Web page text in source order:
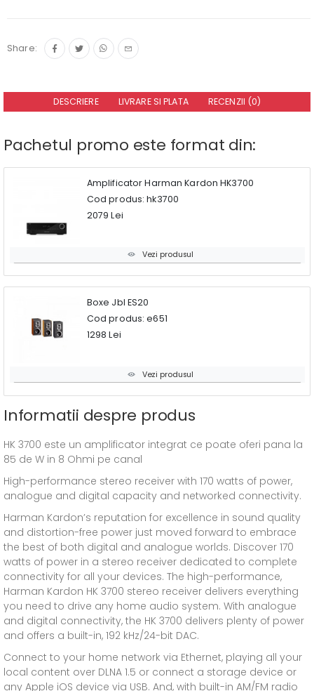
Share:
DESCRIERE LIVRARE SI PLATA RECENZII (0)
Pachetul promo este format din:
Amplificator Harman Kardon HK3700
Cod produs: hk3700
2079 Lei
Vezi produsul
Boxe Jbl ES20
Cod produs: e651
1298 Lei
Vezi produsul
Informatii despre produs
HK 3700 este un amplificator integrat ce poate oferi pana la
85 de W in 8 Ohmi pe canal
High-performance stereo receiver with 170 watts of power,
analogue and digital capacity and networked connectivity.
Harman Kardon’s reputation for excellence in sound quality
and distortion-free power just moved forward to embrace
the best of both digital and analogue worlds. Discover 170
watts of power in a stereo receiver dedicated to complete
connectivity for all your devices. The high-performance,
Harman Kardon HK 3700 stereo receiver delivers everything
you need to drive any home audio system. With analogue
and digital connectivity, the HK 3700 delivers plenty of power
and offers a built-in, 192 kHz/24-bit DAC.
Connect to your home network via Ethernet, playing all your
local content over DLNA 1.5 or connect a storage device or
any Apple iOS device via USB. And, with built-in AM/FM radio